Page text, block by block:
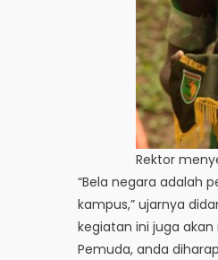
Rektor
“Bela negara adalah
kampus,” ujarnya
kegiatan ini juga
Pemuda, anda